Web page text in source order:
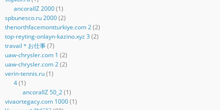
ancorallZ 2000(1)
spbunesco.ru 2000(2)
thenorthfacemontturkiye.com 2(2)
top-reyting-onlayn-kazino.xyz 3 (2)
travail＊お仕事(7)
uaw-chrysler.com 1 (2)
uaw-chrysler.com 2(2)
verin-tennis.ru(1)
4(1)
ancorallZ 50_2(1)
vivaortegacy.com 1000(1)